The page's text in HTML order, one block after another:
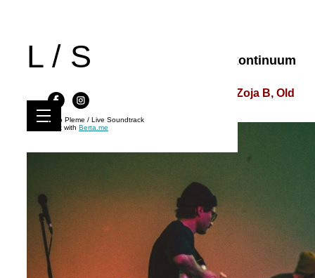
L / S
Kino Pleme / Live Soundtrack
Built with Berta.me
Live Soundtrack 42 | Psihodelični kontinuum
Dogs in Kavala, Triko, Lenhart Tapes & Zoja B, Old
Soviet Dogs